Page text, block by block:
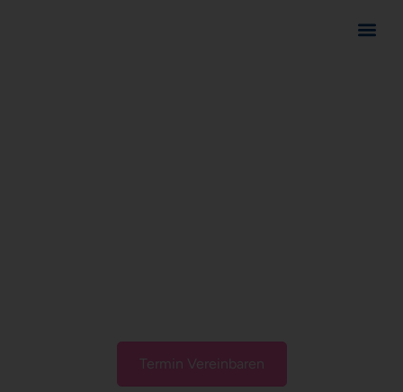
Termin Vereinbaren